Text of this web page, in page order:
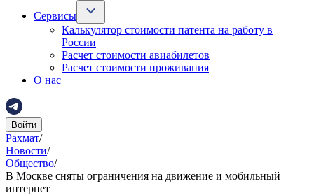
Сервисы
Калькулятор стоимости патента на работу в
России
Расчет стоимости авиабилетов
Расчет стоимости проживания
О нас
Войти
Рахмат/
Новости/
Общество/
В Москве сняты ограничения на движение и мобильный
интернет